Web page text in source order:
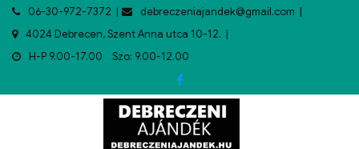
06-30-972-7372
debreczeniajandek@gmail.com
4024 Debrecen, Szent Anna utca 10-12.
H-P 9.00-17.00 Szo: 9.00-12.00